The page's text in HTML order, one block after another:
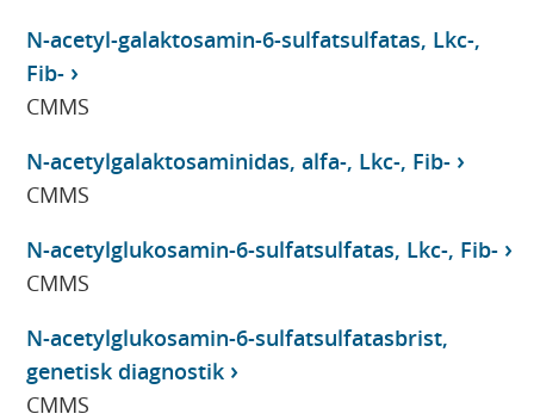
N-acetyl-galaktosamin-6-sulfatsulfatas, Lkc-,
Fib-
CMMS
N-acetylgalaktosaminidas, alfa-, Lkc-, Fib-
CMMS
N-acetylglukosamin-6-sulfatsulfatas, Lkc-, Fib-
CMMS
N-acetylglukosamin-6-sulfatsulfatasbrist,
genetisk diagnostik
CMMS